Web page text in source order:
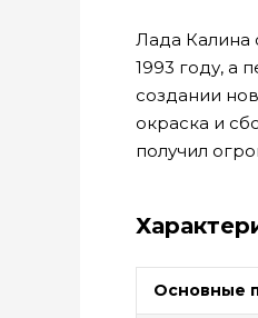
Лада Калина
1993 году, а
создании
окраска и
получил
Основные